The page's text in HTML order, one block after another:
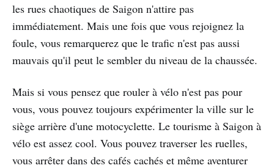
les rues chaotiques de Saigon n'attire pas
immédiatement. Mais une fois que vous rejoignez la
foule, vous remarquerez que le trafic n'est pas aussi
mauvais qu'il peut le sembler du niveau de la chaussée.
Mais si vous pensez que rouler à vélo n'est pas pour
vous, vous pouvez toujours expérimenter la ville sur le
siège arrière d'une motocyclette. Le tourisme à Saigon à
vélo est assez cool. Vous pouvez traverser les ruelles,
vous arrêter dans des cafés cachés et même aventurer